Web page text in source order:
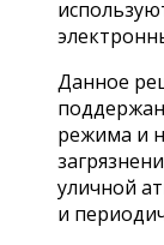
Данное
режима и
уличной
и